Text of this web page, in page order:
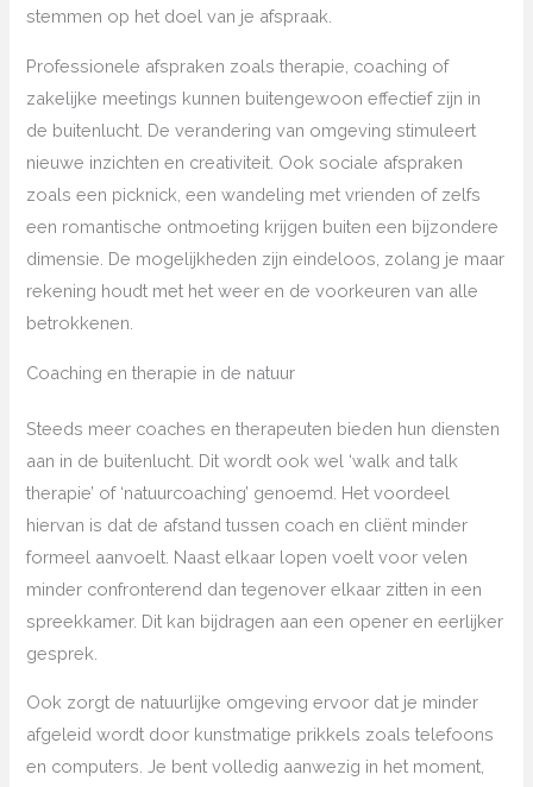
stemmen op het doel van je afspraak.
Professionele afspraken zoals therapie, coaching of
zakelijke meetings kunnen buitengewoon effectief zijn in
de buitenlucht. De verandering van omgeving stimuleert
nieuwe inzichten en creativiteit. Ook sociale afspraken
zoals een picknick, een wandeling met vrienden of zelfs
een romantische ontmoeting krijgen buiten een bijzondere
dimensie. De mogelijkheden zijn eindeloos, zolang je maar
rekening houdt met het weer en de voorkeuren van alle
betrokkenen.
Coaching en therapie in de natuur
Steeds meer coaches en therapeuten bieden hun diensten
aan in de buitenlucht. Dit wordt ook wel ‘walk and talk
therapie’ of ‘natuurcoaching’ genoemd. Het voordeel
hiervan is dat de afstand tussen coach en cliënt minder
formeel aanvoelt. Naast elkaar lopen voelt voor velen
minder confronterend dan tegenover elkaar zitten in een
spreekkamer. Dit kan bijdragen aan een opener en eerlijker
gesprek.
Ook zorgt de natuurlijke omgeving ervoor dat je minder
afgeleid wordt door kunstmatige prikkels zoals telefoons
en computers. Je bent volledig aanwezig in het moment,